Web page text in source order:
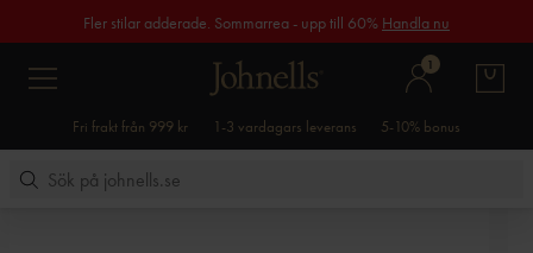
Fler stilar adderade. Sommarrea - upp till 60% Handla nu
1
Fri frakt från 999 kr 1-3 vardagars leverans 5-10% bonus